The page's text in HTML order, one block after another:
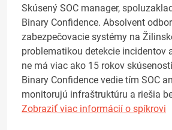
Skúsený SOC manager,
Binary Confidence. Absolvent
zabezpečovacie systémy na
problematikou detekcie incidentov
ne má viac ako 15 rokov
Binary Confidence vedie tím SOC
monitorujú infraštruktúru a riešia
Zobraziť viac informácií o spíkrovi